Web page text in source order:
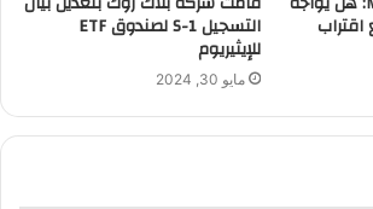
اقتراب التسجيل S-1 لصندوق ETF
للإيثيريوم
مايو 30, 2024